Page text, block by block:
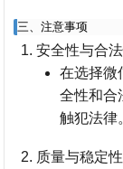
三、注意事项
安全性与合
在选择微
全性和合
触犯法律
质量与稳定性